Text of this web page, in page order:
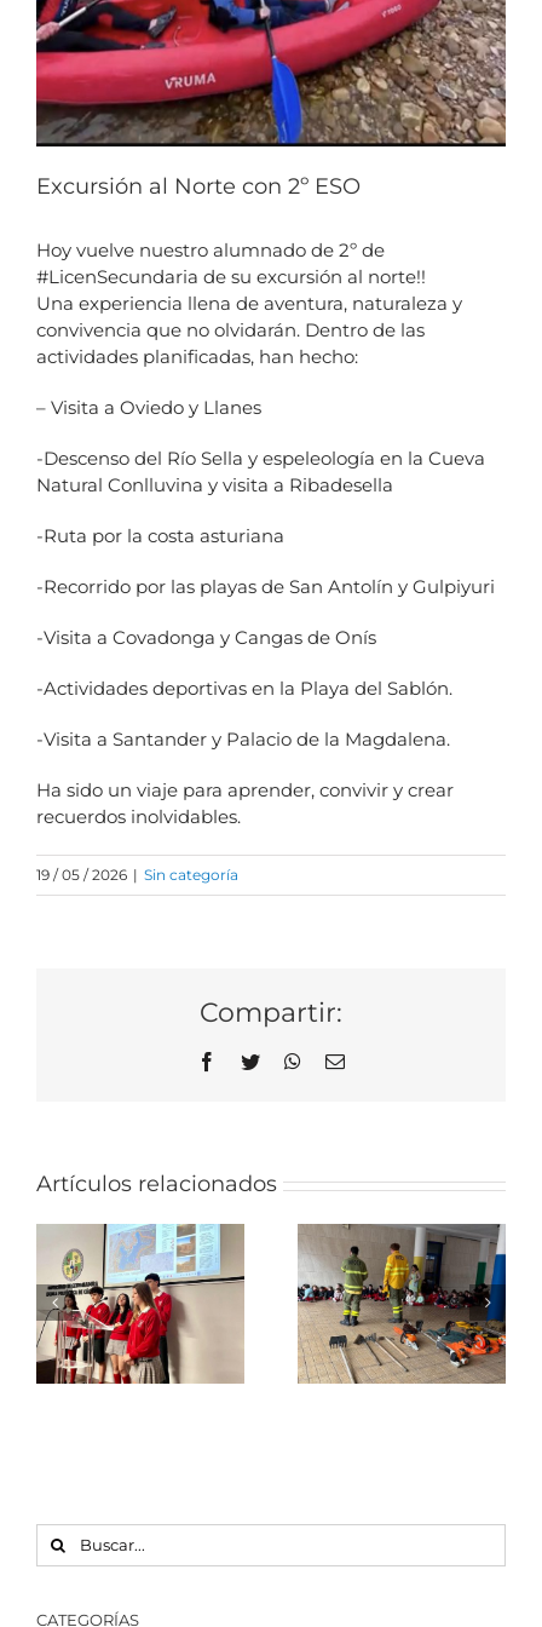
Excursión al Norte con 2º ESO
Hoy vuelve nuestro alumnado de 2º de
#LicenSecundaria de su excursión al norte!!
Una experiencia llena de aventura, naturaleza y
convivencia que no olvidarán. Dentro de las
actividades planificadas, han hecho:
– Visita a Oviedo y Llanes
-Descenso del Río Sella y espeleología en la Cueva
Natural Conlluvina y visita a Ribadesella
-Ruta por la costa asturiana
-Recorrido por las playas de San Antolín y Gulpiyuri
-Visita a Covadonga y Cangas de Onís
-Actividades deportivas en la Playa del Sablón.
-Visita a Santander y Palacio de la Magdalena.
Ha sido un viaje para aprender, convivir y crear
recuerdos inolvidables.
19 / 05 / 2026 | Sin categoría
Compartir:
Facebook
Twitter WhatsApp
Correo
Artículos relacionados
VI edición
Olimpiadas
de
Ingeniería
de la
Visita del
Infoex en la
Semana
Cultural
BUSCAR:
CATEGORÍAS